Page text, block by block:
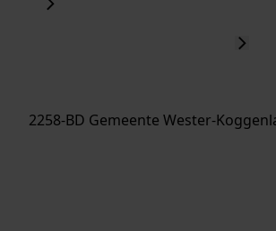
2258-BD Gemeente Wester-